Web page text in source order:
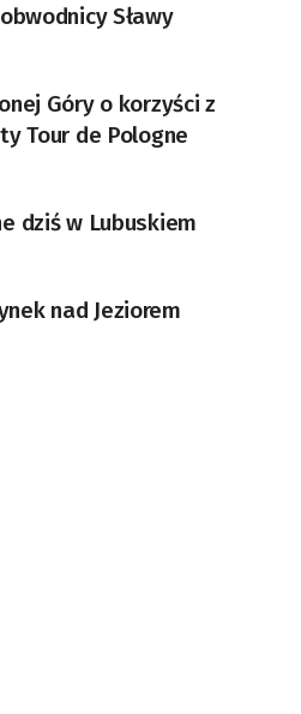
Sławy
Góry o korzyści z
Tour de Pologne
dziś w Lubuskiem
nad Jeziorem